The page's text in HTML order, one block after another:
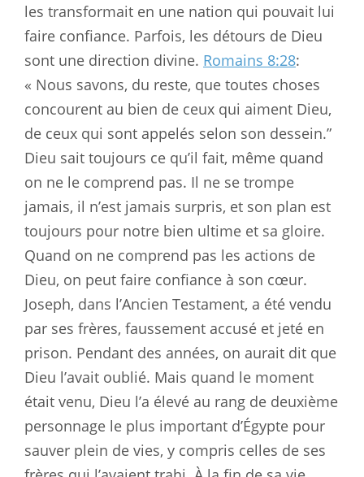
les transformait en une nation qui pouvait lui
faire confiance. Parfois, les détours de Dieu
sont une direction divine. Romains 8:28:
« Nous savons, du reste, que toutes choses
concourent au bien de ceux qui aiment Dieu,
de ceux qui sont appelés selon son dessein.”
Dieu sait toujours ce qu’il fait, même quand
on ne le comprend pas. Il ne se trompe
jamais, il n’est jamais surpris, et son plan est
toujours pour notre bien ultime et sa gloire.
Quand on ne comprend pas les actions de
Dieu, on peut faire confiance à son cœur.
Joseph, dans l’Ancien Testament, a été vendu
par ses frères, faussement accusé et jeté en
prison. Pendant des années, on aurait dit que
Dieu l’avait oublié. Mais quand le moment
était venu, Dieu l’a élevé au rang de deuxième
personnage le plus important d’Égypte pour
sauver plein de vies, y compris celles de ses